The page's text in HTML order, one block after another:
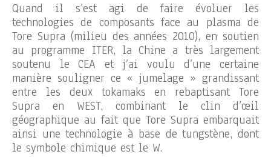
Quand il s’est agi de faire évoluer les
technologies de composants face au plasma de
Tore Supra (milieu des années 2010), en soutien
au programme ITER, la Chine a très largement
soutenu le CEA et j’ai voulu d’une certaine
manière souligner ce « jumelage » grandissant
entre les deux tokamaks en rebaptisant Tore
Supra en WEST, combinant le clin d’œil
géographique au fait que Tore Supra embarquait
ainsi une technologie à base de tungstène, dont
le symbole chimique est le W.